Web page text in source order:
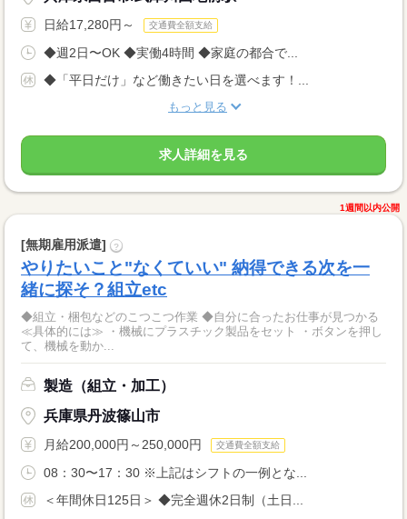
日給17,280円～ 交通費全額支給
◆週2日〜OK ◆実働4時間 ◆家庭の都合で...
◆「平日だけ」など働きたい日を選べます！...
もっと見る
求人詳細を見る
1週間以内公開
[無期雇用派遣] ?
やりたいこと"なくていい" 納得できる次を一
緒に探そ？組立etc
◆組立・梱包などのこつこつ作業 ◆自分に合ったお仕事が見つかる
≪具体的には≫ ・機械にプラスチック製品をセット ・ボタンを押し
て、機械を動か...
製造（組立・加工）
兵庫県丹波篠山市
月給200,000円～250,000円 交通費全額支給
08：30〜17：30 ※上記はシフトの一例とな...
＜年間休日125日＞ ◆完全週休2日制（土日...